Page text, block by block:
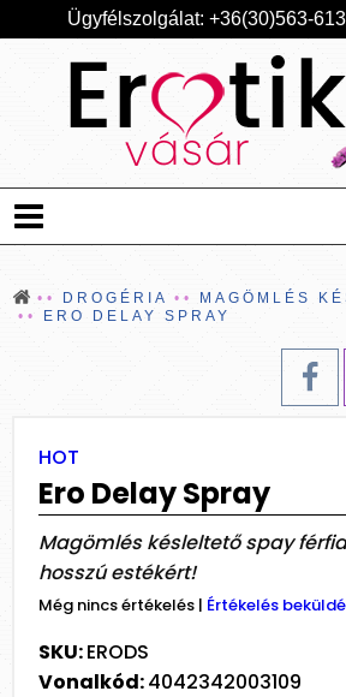
Ügyfélszolgálat: +36(30)563-
DROGÉRIA
MAGÖMLÉS
ERO DELAY SPRAY
HOT
Ero Delay Spray
Magömlés késleltető spay
hosszú estékért!
Még nincs értékelés | Értékelés
SKU:ERODS
Vonalkód:4042342003109